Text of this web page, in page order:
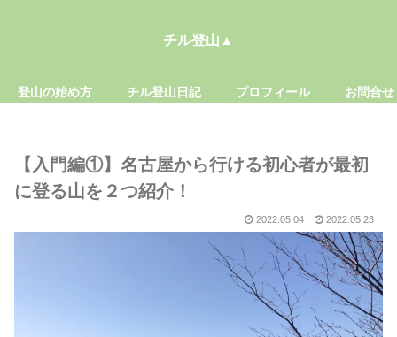
チル登山▲
登山の始め方 チル登山日記 プロフィール お問合せ
【入門編①】名古屋から行ける初心者が最初
に登る山を２つ紹介！
2022.05.04 2022.05.23